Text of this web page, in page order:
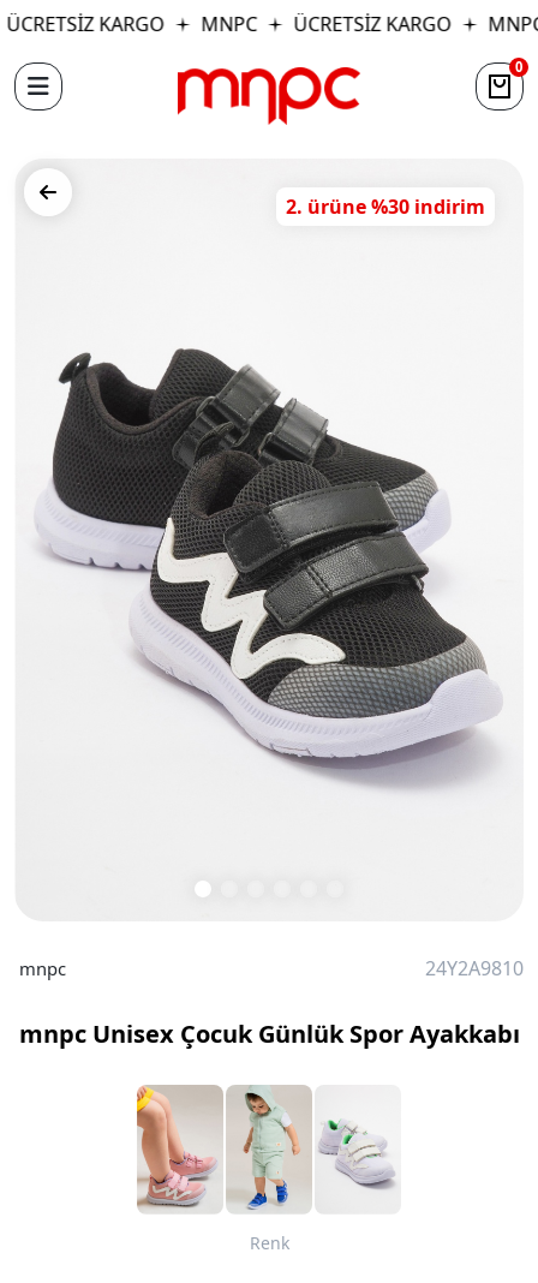
KARGO MNPC ÜCRETSİZ KARGO MNPC
0
2. ürüne %30 indirim
mnpc 24Y2A9810
mnpc Unisex Çocuk Günlük Spor Ayakkabı
Renk